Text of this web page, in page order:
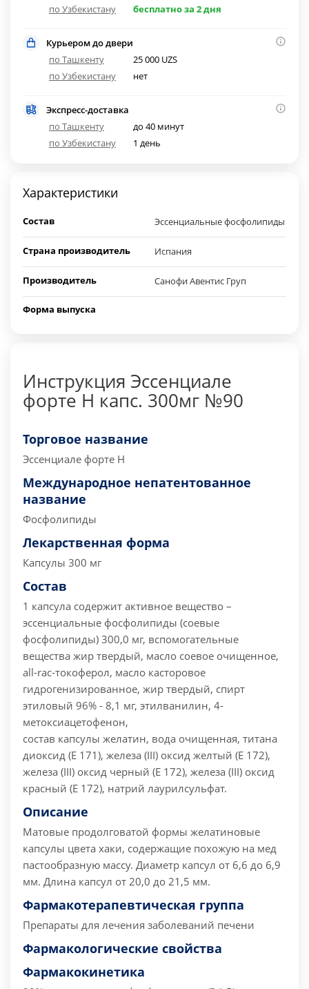
по Узбекистану
бесплатно за 2 дня
Курьером до двери
по Ташкенту
25 000 UZS
по Узбекистану
нет
Экспресс-доставка
по Ташкенту
до 40 минут
по Узбекистану
1 день
Характеристики
Состав Эссенциальные фосфолипиды
Страна производитель Испания
Производитель Санофи Авентис Груп
Форма выпуска
Инструкция Эссенциале
форте H капс. 300мг №90
Торговое название
Эссенциале форте Н
Международное непатентованное
название
Фосфолипиды
Лекарственная форма
Капсулы 300 мг
Состав
1 капсула содержит активное вещество –
эссенциальные фосфолипиды (соевые
фосфолипиды) 300,0 мг, вспомогательные
вещества жир твердый, масло соевое очищенное,
all-rac-токоферол, масло касторовое
гидрогенизированное, жир твердый, спирт
этиловый 96% - 8,1 мг, этилванилин, 4-
метоксиацетофенон,
состав капсулы желатин, вода очищенная, титана
диоксид (Е 171), железа (III) оксид желтый (Е 172),
железа (III) оксид черный (Е 172), железа (III) оксид
красный (Е 172), натрий лаурилсульфат.
Описание
Матовые продолговатой формы желатиновые
капсулы цвета хаки, содержащие похожую на мед
пастообразную массу. Диаметр капсул от 6,6 до 6,9
мм. Длина капсул от 20,0 до 21,5 мм.
Фармакотерапевтическая группа
Препараты для лечения заболеваний печени
Фармакологические свойства
Фармакокинетика